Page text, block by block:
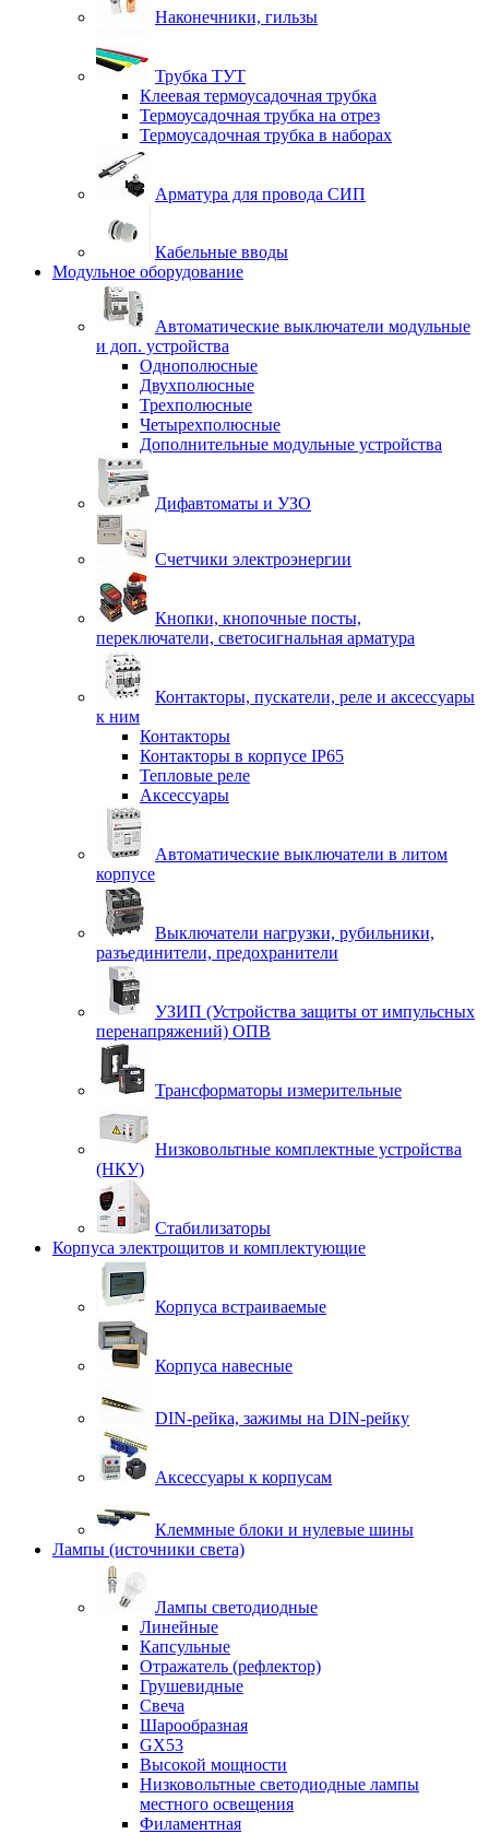
Наконечники, гильзы
Трубка ТУТ
Клеевая термоусадочная трубка
Термоусадочная трубка на отрез
Термоусадочная трубка в наборах
Арматура для провода СИП
Кабельные вводы
Модульное оборудование
Автоматические выключатели модульные
и доп. устройства
Однополюсные
Двухполюсные
Трехполюсные
Четырехполюсные
Дополнительные модульные устройства
Дифавтоматы и УЗО
Счетчики электроэнергии
Кнопки, кнопочные посты,
переключатели, светосигнальная арматура
Контакторы, пускатели, реле и аксессуары
к ним
Контакторы
Контакторы в корпусе IP65
Тепловые реле
Аксессуары
Автоматические выключатели в литом
корпусе
Выключатели нагрузки, рубильники,
разъединители, предохранители
УЗИП (Устройства защиты от импульсных
перенапряжений) ОПВ
Трансформаторы измерительные
Низковольтные комплектные устройства
(НКУ)
Стабилизаторы
Корпуса электрощитов и комплектующие
Корпуса встраиваемые
Корпуса навесные
DIN-рейка, зажимы на DIN-рейку
Аксессуары к корпусам
Клеммные блоки и нулевые шины
Лампы (источники света)
Лампы светодиодные
Линейные
Капсульные
Отражатель (рефлектор)
Грушевидные
Свеча
Шарообразная
GX53
Высокой мощности
Низковольтные светодиодные лампы
местного освещения
Филаментная